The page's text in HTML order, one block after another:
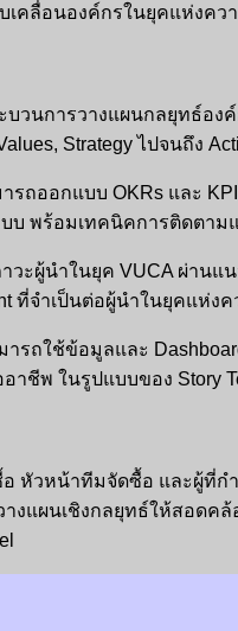
เคลื่อนองค์กรในยุคแห่งค
บวนการวางแผนกลยุทธ์อง
Strategy ไปจนถึง
รถออกแบบ OKRs และ
บ พร้อมเทคนิคการติดตาม
วะผู้นำในยุค VUCA ผ่านแน
ที่จำเป็นต่อผู้นำในยุคแห่ง
ารถใช้ข้อมูลและ
าชีพ ในรูปแบบของ Story
หน้าทีมจัดซื้อ และผู้ที่กำ
งแผนเชิงกลยุทธ์ให้สอดค